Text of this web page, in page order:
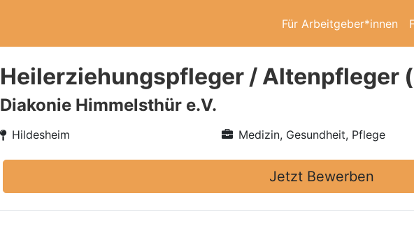
Für Arbeitgeber*innen
Heilerziehungspfleger / Altenpfleger
Diakonie Himmelsthür e.V.
Hildesheim Medizin, Gesundheit, Pflege
Jetzt Bewerben